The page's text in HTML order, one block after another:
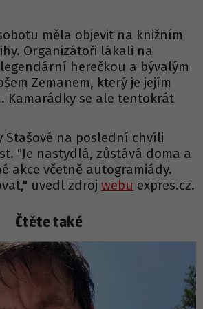
měla objevit na knižním
Organizátoři lákali na
herečkou a bývalým
Zemanem, který je jejím
Kamarádky se ale tentokrát
Stašové na poslední chvíli
"Je nastydlá, zůstává doma a
akce včetně autogramiády.
uvedl zdroj webu expres.cz.
Čtěte také